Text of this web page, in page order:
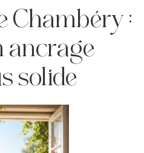
Chambéry :
ancrage
solide